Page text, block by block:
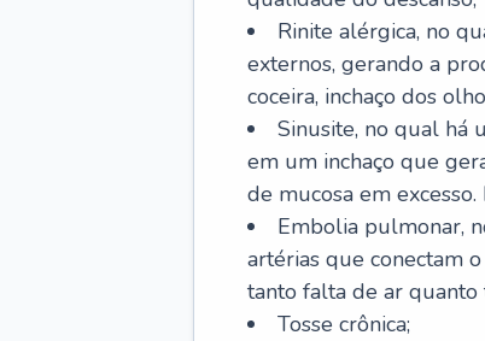
Rinite alérgica, no
externos, gerando a
coceira, inchaço dos
Sinusite, no qual há
em um inchaço que
de mucosa em
Embolia pulmonar,
artérias que conectam
tanto falta de ar quanto
Tosse crônica;